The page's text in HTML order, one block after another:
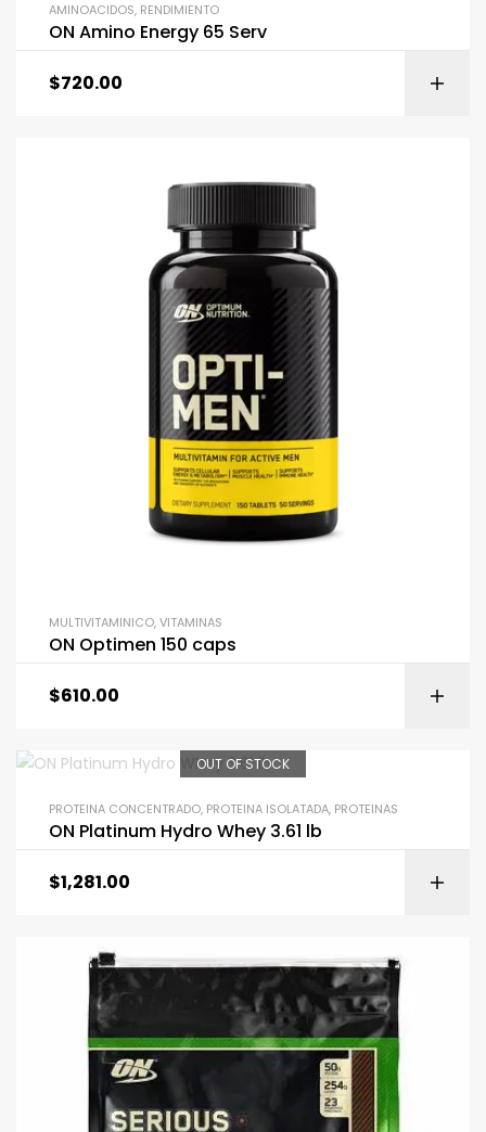
AMINOACIDOS, RENDIMIENTO
ON Amino Energy 65 Serv
$720.00
MULTIVITAMINICO,VITAMINAS
ON Optimen 150 caps
$610.00
OUT OF STOCK
PROTEINA CONCENTRADO, PROTEINA ISOLATADA, PROTEINAS
ON Platinum Hydro Whey 3.61 lb
$1,281.00